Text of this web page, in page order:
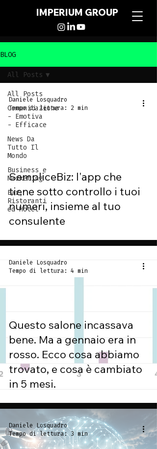
IMPERIUM GROUP
BLOG
All Posts
Comunicazione
- Emotiva
- Efficace
News Da
Tutto Il
Mondo
Business e
Marketing
Bar,
Ristoranti
ed Hotel
All Posts
SempliceBiz: l'app che
tiene sotto controllo i tuoi
numeri, insieme al tuo
consulente
Daniele Losquadro
Tempo di lettura: 2 min
Questo salone incassava
bene. Ma a gennaio era in
rosso. Ecco cosa abbiamo
trovato, e cosa è cambiato
in 5 mesi.
Daniele Losquadro
Tempo di lettura: 4 min
Daniele Losquadro
Tempo di lettura: 3 min